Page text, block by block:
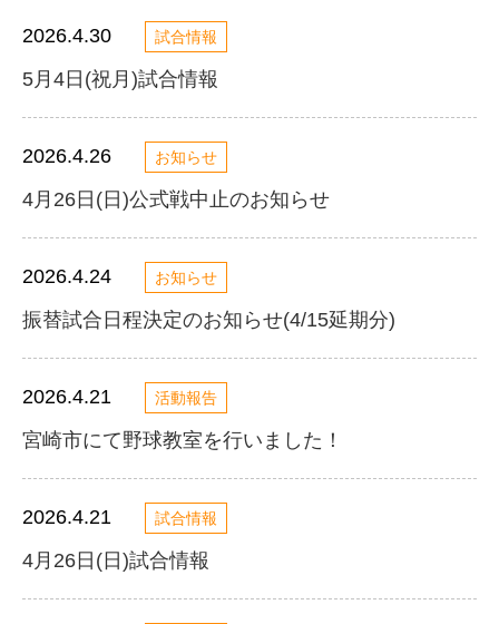
2026.4.30 試合情報
5月4日(祝月)試合情報
2026.4.26 お知らせ
4月26日(日)公式戦中止のお知らせ
2026.4.24 お知らせ
振替試合日程決定のお知らせ(4/15延期分)
2026.4.21 活動報告
宮崎市にて野球教室を行いました！
2026.4.21 試合情報
4月26日(日)試合情報